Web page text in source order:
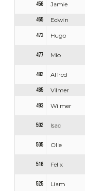
456 Jamie
465 Edwin
473 Hugo
477 Mio
482 Alfred
485 Vilmer
493 Wilmer
502 Isac
505 Olle
516 Felix
525 Liam